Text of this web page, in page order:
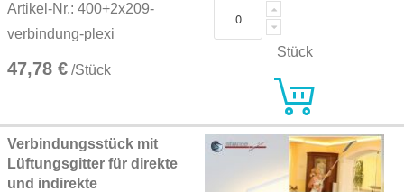
Artikel-Nr.: 400+2x209-
verbindung-plexi
47,78 € /Stück
Stück
Verbindungsstück mit
Lüftungsgitter für direkte
und indirekte